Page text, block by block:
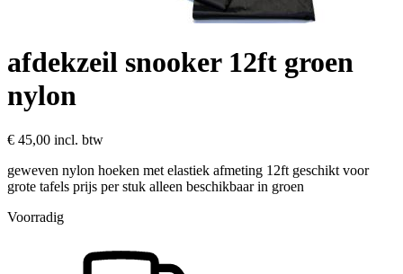
afdekzeil snooker 12ft groen
nylon
€ 45,00 incl. btw
geweven nylon hoeken met elastiek afmeting 12ft geschikt voor
grote tafels prijs per stuk alleen beschikbaar in groen
Voorradig